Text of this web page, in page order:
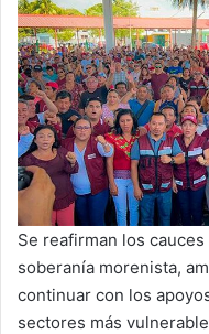
Se reafirman los
soberanía morenista,
continuar con los
sectores más